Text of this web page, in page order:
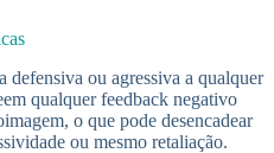
defensiva ou agressiva a qualquer
qualquer feedback negativo
o que pode desencadear
ou mesmo retaliação.